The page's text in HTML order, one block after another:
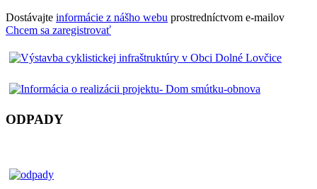
Dostávajte informácie z nášho webu prostredníctvom e-mailov
Chcem sa zaregistrovať
ODPADY